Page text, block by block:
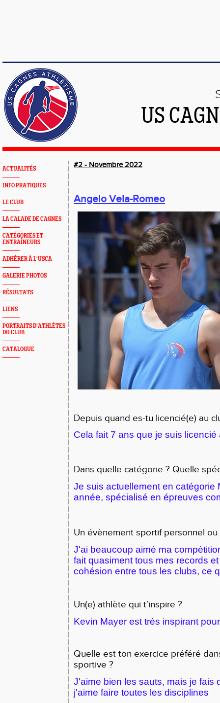
US
ACTUALITÉS
INFO PRATIQUES
LE CLUB
LA CALADE DE CAGNES
CATÉGORIES ET
ENTRAÎNEURS
ADHÉRER À L'USCA
GALERIE PHOTOS
RÉSULTATS
LIENS
PORTRAITS D'ATHLÈTES
DU CLUB
CATALOGUE
#2 - Novembre 2022
Angelo Vela-Romeo
Depuis quand es-tu licencié(e) au
Cela fait 7 ans que je suis licencié
Dans quelle catégorie ? Quelle
Je suis actuellement en catégorie
année, spécialisé en épreuves
Un évènement sportif personnel ou
J'ai beaucoup aimé ma
fait quasiment tous mes records
cohésion entre tous les clubs, ce
Un(e) athlète qui t’inspire ?
Kevin Mayer est très inspirant
Quelle est ton exercice préféré
sportive ?
J'aime bien les sauts, mais je fais
j'aime faire toutes les disciplines